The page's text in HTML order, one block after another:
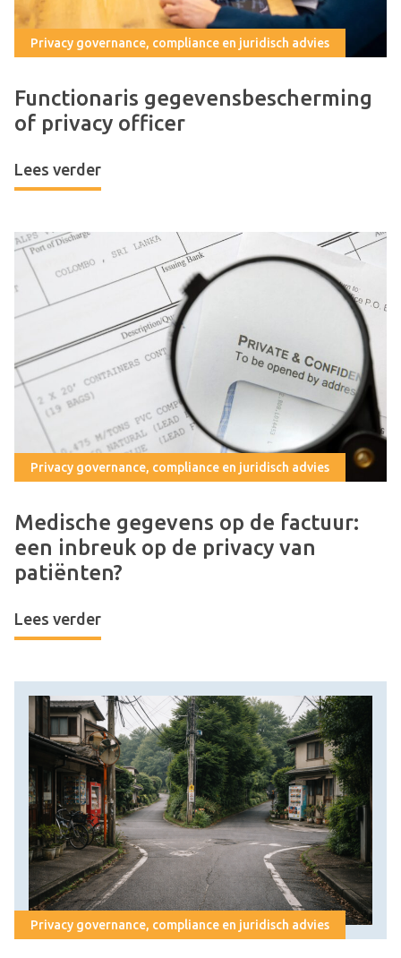
Privacy governance, compliance en juridisch advies
Functionaris gegevensbescherming
of privacy officer
Lees verder
Privacy governance, compliance en juridisch advies
Medische gegevens op de factuur:
een inbreuk op de privacy van
patiënten?
Lees verder
Privacy governance, compliance en juridisch advies